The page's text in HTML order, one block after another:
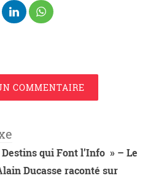
COMMENTAIRE
Destins qui Font l’Info » – Le
Ducasse raconté sur